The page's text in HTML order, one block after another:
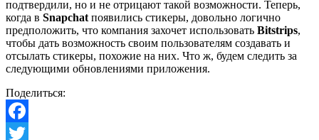
подтвердили, но и не отрицают такой возможности. Теперь,
когда в Snapchat появились стикеры, довольно логично
предположить, что компания захочет использовать Bitstrips,
чтобы дать возможность своим пользователям создавать и
отсылать стикеры, похожие на них. Что ж, будем следить за
следующими обновлениями приложения.
Поделиться:
Facebook